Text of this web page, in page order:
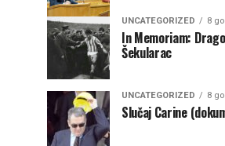
UNCATEGORIZED 8
In Memoriam:
Šekularac
UNCATEGORIZED 8
Slučaj Carine